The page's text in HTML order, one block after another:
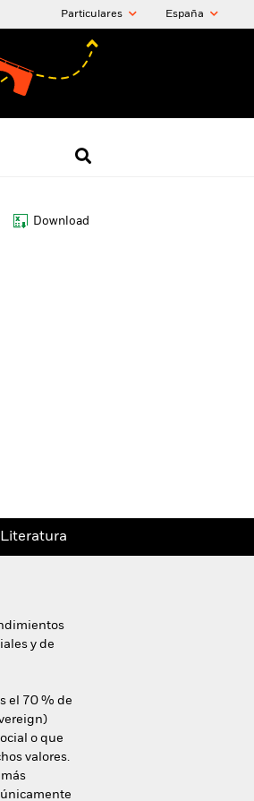
Particulares España
Download
Literatura
y de
el 70 % de
o que
valores.